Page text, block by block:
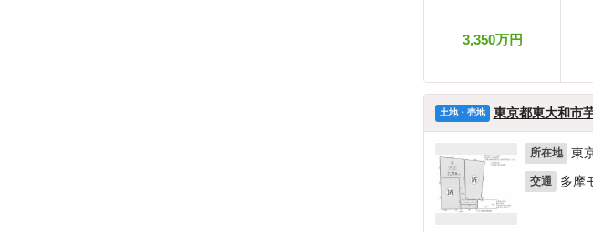
3,350万円
土地・売地 東京都東大和市
所在地 東
交通 多摩